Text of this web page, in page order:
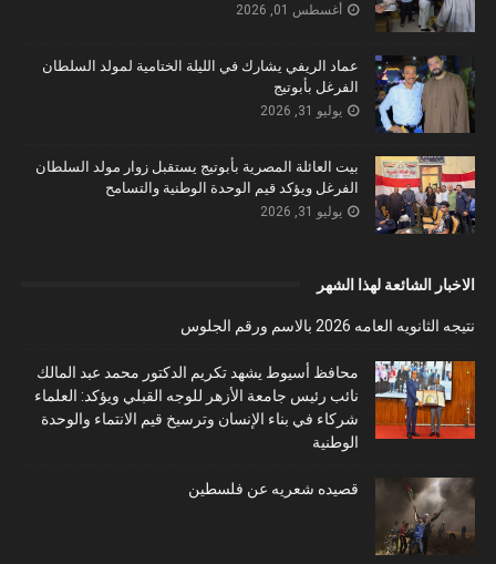
أغسطس 01, 2026
عماد الريفي يشارك في الليلة الختامية لمولد السلطان
الفرغل بأبوتيج
يوليو 31, 2026
بيت العائلة المصرية بأبوتيج يستقبل زوار مولد السلطان
الفرغل ويؤكد قيم الوحدة الوطنية والتسامح
يوليو 31, 2026
الاخبار الشائعة لهذا الشهر
نتيجه الثانويه العامه 2026 بالاسم ورقم الجلوس
محافظ أسيوط يشهد تكريم الدكتور محمد عبد المالك
نائب رئيس جامعة الأزهر للوجه القبلي ويؤكد: العلماء
شركاء في بناء الإنسان وترسيخ قيم الانتماء والوحدة
الوطنية
قصيده شعريه عن فلسطين